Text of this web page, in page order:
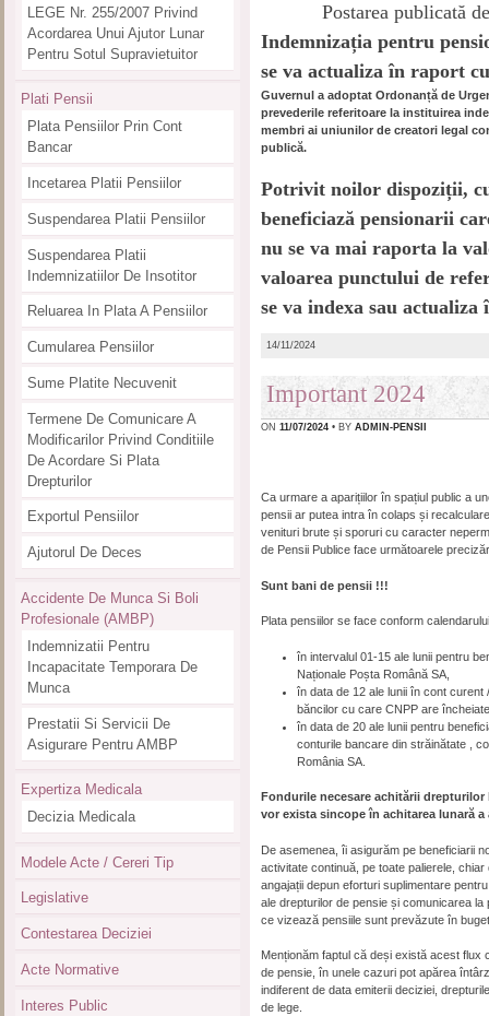
Postarea publicată
Indemnizația pentru
se va actualiza în raport
Guvernul a adoptat Ordonanță de
prevederile referitoare la instituirea
membri ai uniunilor de creatori legal
publică.
Potrivit noilor dispoziții,
beneficiază pensionarii
nu se va mai raporta la
valoarea punctului de
se va indexa sau actualiza
14/11/2024
Important 2024
ON11/07/2024 • BYADMIN-PENSII
Ca urmare a aparițiilor în spațiul public a
pensii ar putea intra în colaps și
venituri brute și sporuri cu caracter
de Pensii Publice face următoarele
Sunt bani de pensii !!!
Plata pensiilor se face conform
în intervalul 01-15 ale lunii pentru
Naționale Poșta Română SA,
în data de 12 ale lunii în cont
băncilor cu care CNPP are
în data de 20 ale lunii pentru
conturile bancare din străinătate ,
România SA.
Fondurile necesare achitării
vor exista sincope în achitarea lunară a
De asemenea, îi asigurăm pe beneficiarii
activitate continuă, pe toate palierele,
angajații depun eforturi suplimentare
ale drepturilor de pensie și comunicarea
ce vizează pensiile sunt prevăzute în
Menționăm faptul că deși există acest
de pensie, în unele cazuri pot apărea
indiferent de data emiterii deciziei,
de lege.
LEGE Nr. 255/2007 Privind
Acordarea Unui Ajutor Lunar
Pentru Sotul Supravietuitor
Plati Pensii
Plata Pensiilor Prin Cont
Bancar
Incetarea Platii Pensiilor
Suspendarea Platii Pensiilor
Suspendarea Platii
Indemnizatiilor De Insotitor
Reluarea In Plata A Pensiilor
Cumularea Pensiilor
Sume Platite Necuvenit
Termene De Comunicare A
Modificarilor Privind Conditiile
De Acordare Si Plata
Drepturilor
Exportul Pensiilor
Ajutorul De Deces
Accidente De Munca Si Boli
Profesionale (AMBP)
Indemnizatii Pentru
Incapacitate Temporara De
Munca
Prestatii Si Servicii De
Asigurare Pentru AMBP
Expertiza Medicala
Decizia Medicala
Modele Acte / Cereri Tip
Legislative
Contestarea Deciziei
Acte Normative
Interes Public